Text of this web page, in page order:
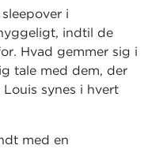
i
indtil de
Hvad gemmer sig i
tale med dem, der
synes i hvert
med en